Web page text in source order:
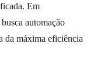
Em
automação
da máxima eficiência